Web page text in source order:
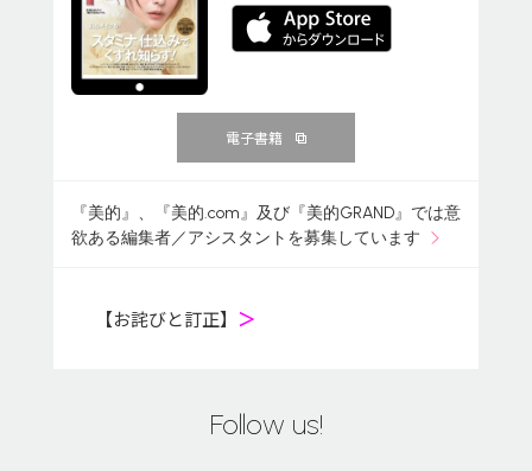
電子書籍
『美的』、『美的.com』及び『美的GRAND』では意
欲ある編集者／アシスタントを募集しています
【お詫びと訂正】 ＞
Follow us!